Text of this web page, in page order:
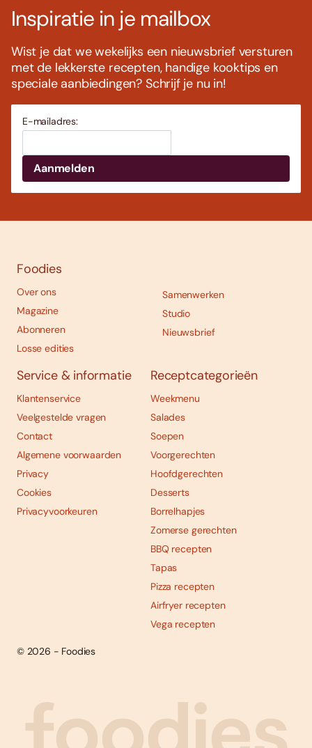
Abonneren
Bestellen
Inspiratie in je mailbox
Wist je dat we wekelijks een nieuwsbrief versturen
met de lekkerste recepten, handige kooktips en
speciale aanbiedingen? Schrijf je nu in!
E-mailadres:
Foodies
Over ons
Magazine
Abonneren
Losse edities
Samenwerken
Studio
Nieuwsbrief
Service & informatie
Klantenservice
Veelgestelde vragen
Contact
Algemene voorwaarden
Privacy
Cookies
Privacyvoorkeuren
Receptcategorieën
Weekmenu
Salades
Soepen
Voorgerechten
Hoofdgerechten
Desserts
Borrelhapjes
Zomerse gerechten
BBQ recepten
Tapas
Pizza recepten
Airfryer recepten
Vega recepten
© 2026 - Foodies